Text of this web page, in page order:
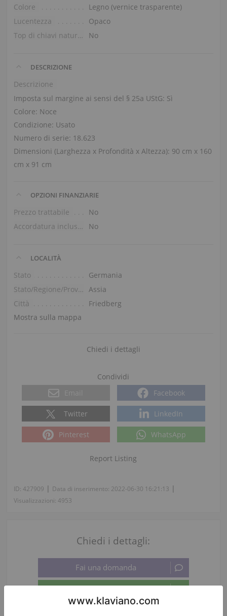
Colore
Legno (vernice trasparente)
Lucentezza
Opaco
Top di chiavi naturali
No
DESCRIZIONE
Descrizione
Imposta sul margine ai sensi del § 25a UStG: Sì
Colore: Noce
Condizione: Usato
Numero di serie: 18.623
Dimensioni (Larghezza x Profondità x Altezza): 90 cm x 160
cm x 91 cm
OPZIONI FINANZIARIE
Prezzo trattabile
No
Accordatura inclusa nel prezzo
No
LOCALITÀ
Stato
Germania
Stato/Regione/Provincia Assia
Città
Friedberg
Mostra sulla mappa
Chiedi i dettagli
Condividi
Email
Facebook
Twitter LinkedIn
Pinterest WhatsApp
Report Listing
ID: 427909 | Data di inserimento: 2022-06-30 16:21:13 |
Visualizzazioni: 4953
Chiedi i dettagli: